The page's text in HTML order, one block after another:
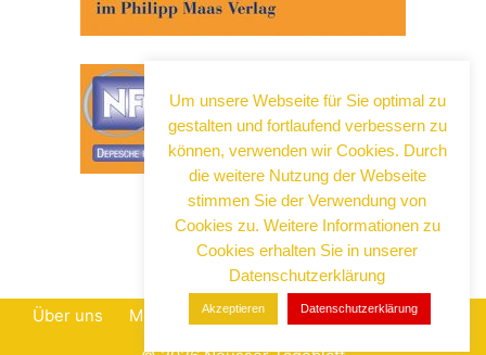
Über uns Mediadaten Datenschutz
Impressum
Um unsere Webseite für Sie optimal zu
gestalten und fortlaufend verbessern zu
können, verwenden wir Cookies. Durch
die weitere Nutzung der Webseite
stimmen Sie der Verwendung von
Cookies zu. Weitere Informationen zu
Cookies erhalten Sie in unserer
Datenschutzerklärung
Akzeptieren Datenschutzerklärung